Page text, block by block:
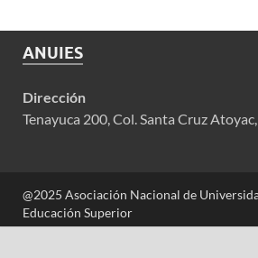
ANUIES
Dirección
Tenayuca 200, Col. Santa Cruz
@2025 Asociación Nacional de
Educación Superior